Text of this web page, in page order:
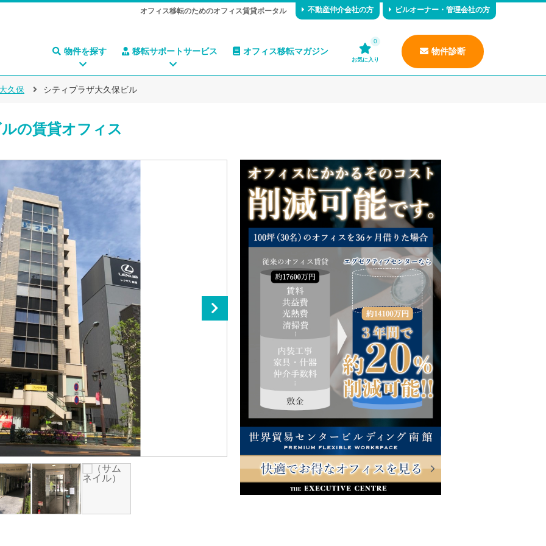
オフィス移転のためのオフィス賃貸ポータル 不動産仲介会社の方 ビルオーナー・管理会社の方
物件を探す 移転サポートサービス オフィス移転マガジン
0
お気に入り
物件診断
久保 シティプラザ大久保ビル
の賃貸オフィス